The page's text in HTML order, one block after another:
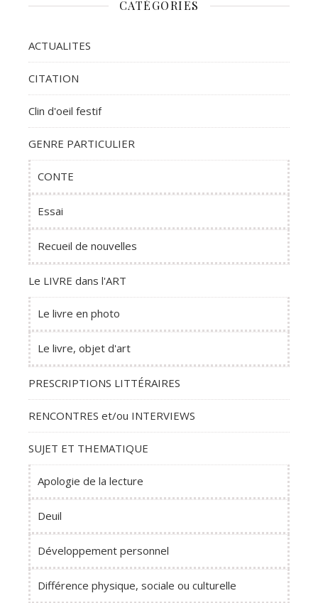
CATÉGORIES
ACTUALITES
CITATION
Clin d'oeil festif
GENRE PARTICULIER
CONTE
Essai
Recueil de nouvelles
Le LIVRE dans l'ART
Le livre en photo
Le livre, objet d'art
PRESCRIPTIONS LITTÉRAIRES
RENCONTRES et/ou INTERVIEWS
SUJET ET THEMATIQUE
Apologie de la lecture
Deuil
Développement personnel
Différence physique, sociale ou culturelle